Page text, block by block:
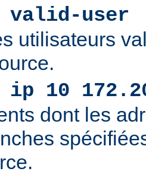
valid-user
utilisateurs
ip 10
dont les